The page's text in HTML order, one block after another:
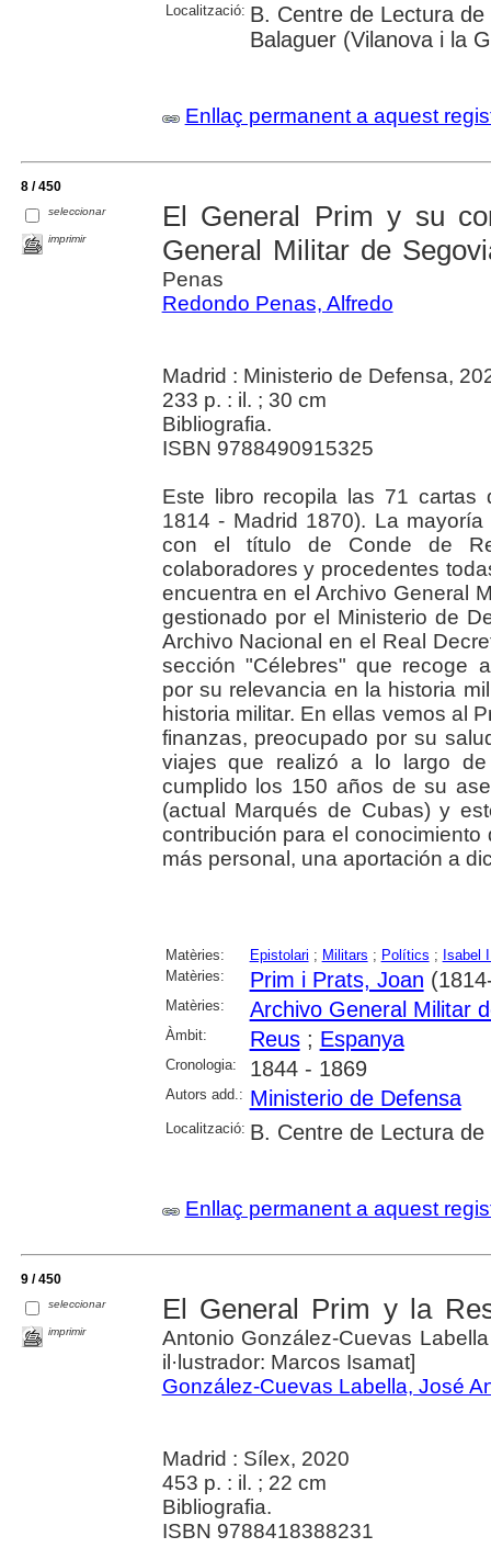
Localització: B. Centre de Lectura
Balaguer (Vilanova i la
Enllaç permanent a aquest
8 / 450
seleccionar
imprimir
El General Prim y su
General Militar de
Penas
Redondo Penas, Alfredo
Madrid : Ministerio de Defensa,
233 p. : il. ; 30 cm
Bibliografia.
ISBN 9788490915325
Este libro recopila las 71
1814 - Madrid 1870). La
con el título de Conde de
colaboradores y procedentes
encuentra en el Archivo General
gestionado por el Ministerio de
Archivo Nacional en el Real
sección "Célebres" que recoge
por su relevancia en la historia
historia militar. En ellas vemos al
finanzas, preocupado por su
viajes que realizó a lo largo
cumplido los 150 años de su
(actual Marqués de Cubas) y
contribución para el
más personal, una aportación a
Matèries: Epistolari ; Militars ; Polítics ; Isabel
Matèries:
Prim i Prats, Joan
Matèries: Archivo General Militar
Àmbit: Reus; Espanya
Cronologia: 1844 - 1869
Autors add.: Ministerio de Defensa
Localització: B. Centre de Lectura de
Enllaç permanent a aquest
9 / 450
seleccionar
imprimir
El General Prim y la
Antonio González-Cuevas
il·lustrador: Marcos Isamat]
González-Cuevas Labella, José
Madrid : Sílex, 2020
453 p. : il. ; 22 cm
Bibliografia.
ISBN 9788418388231